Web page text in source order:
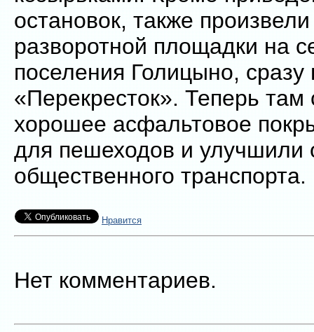
остановок, также
разворотной площадки на
поселения Голицыно, сразу
«Перекресток». Теперь там
хорошее асфальтовое
для пешеходов и улучшили
общественного транспорта.
Нравится
Нет комментариев.